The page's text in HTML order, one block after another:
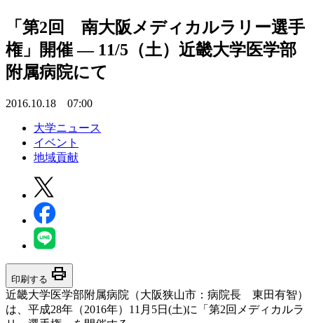
「第2回 南大阪メディカルラリー選手
権」開催 — 11/5（土）近畿大学医学部
附属病院にて
2016.10.18 07:00
大学ニュース
イベント
地域貢献
印刷する print
近畿大学医学部附属病院（大阪狭山市：病院長 東田有智）
は、平成28年（2016年）11月5日(土)に「第2回メディカルラ